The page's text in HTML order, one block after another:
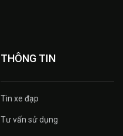
THÔNG TIN
Tin xe đạp
Tư vấn sử dụng